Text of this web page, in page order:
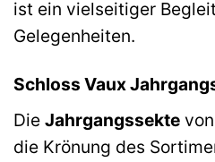
ist ein vielseitiger
Gelegenheiten.
Schloss Vaux
Die Jahrgangssekte
die Krönung des